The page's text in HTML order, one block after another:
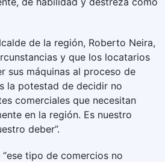
de la región, Roberto Neira,
y que los locatarios
sus máquinas al proceso de
la potestad de decidir no
comerciales que necesitan
en la región. Es nuestro
deber”.
tipo de comercios no